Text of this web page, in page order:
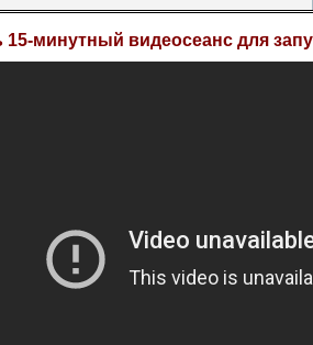
15-минутный видеосеанс для